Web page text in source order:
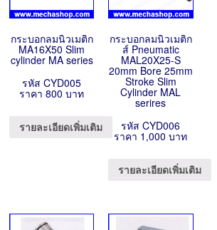
กระบอกลมนิวเมติก
MA16X50 Slim
cylinder MA series
รหัส CYD005
ราคา 800 บาท
รายละเอียดเพิ่มเติม
กระบอกลมนิวเมติก
ส์ Pneumatic
MAL20X25-S
20mm Bore 25mm
Stroke Slim
Cylinder MAL
serires
รหัส CYD006
ราคา 1,000 บาท
รายละเอียดเพิ่มเติม